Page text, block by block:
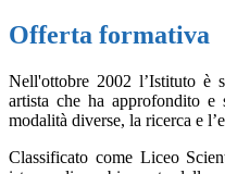
Offerta formativa
Nell'ottobre 2002 l’Istituto è
artista che ha approfondito
modalità diverse, la ricerca e
Classificato come Liceo